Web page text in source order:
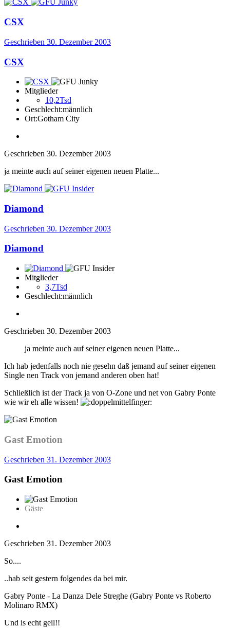
CSX
Geschrieben 30. Dezember 2003
CSX
Mitglieder
10,2Tsd
Geschlecht:männlich
Ort:Gotham City
Geschrieben 30. Dezember 2003
ja meinte auch auf seiner eigenen neuen Platte...
Diamond
Geschrieben 30. Dezember 2003
Diamond
Mitglieder
3,7Tsd
Geschlecht:männlich
Geschrieben 30. Dezember 2003
ja meinte auch auf seiner eigenen neuen Platte...
Ich hab jedenfalls noch nie gesehn daß jemand auf seiner eigenen
Single nen Track von jemand anderen oben hat!
Schließlich ist der Track ja von O-Zone und net von Gabry Ponte
wie wir eh alle wissen!
Gast Emotion
Geschrieben 31. Dezember 2003
Gast Emotion
Gäste
Geschrieben 31. Dezember 2003
So....
..hab seit gestern folgendes da bei mir.
Gabry Ponte - La Danza Dele Streghe (Gabry Ponte vs Roberto
Molinaro RMX)
Und is echt geil!!